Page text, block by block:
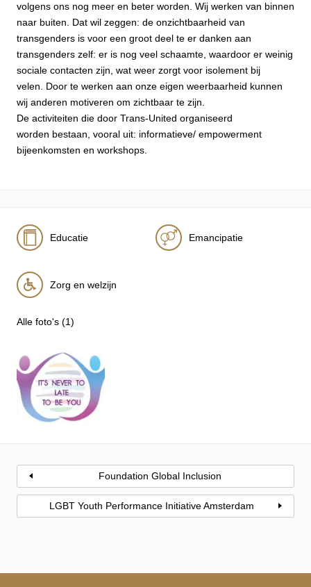
volgens ons nog meer en beter worden. Wij werken van binnen
naar buiten. Dat wil zeggen: de onzichtbaarheid van
transgenders is voor een groot deel te er danken aan
transgenders zelf: er is nog veel schaamte, waardoor er weinig
sociale contacten zijn, wat weer zorgt voor isolement bij
velen. Door te werken aan onze eigen weerbaarheid kunnen
wij anderen motiveren om zichtbaar te zijn.
De activiteiten die door Trans-United organiseerd
worden bestaan, vooral uit: informatieve/ empowerment
bijeenkomsten en workshops.
Educatie Emancipatie
Zorg en welzijn
Alle foto's (1)
Foundation Global Inclusion
LGBT Youth Performance Initiative Amsterdam